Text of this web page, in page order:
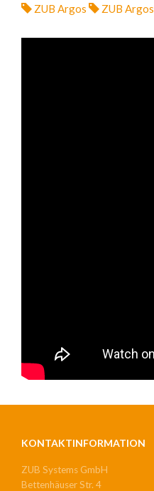
ZUB Argos ZUB Argos
KONTAKTINFORMATION
ZUB Systems GmbH
Bettenhäuser Str. 4